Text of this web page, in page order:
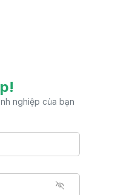
nghiệp của bạn